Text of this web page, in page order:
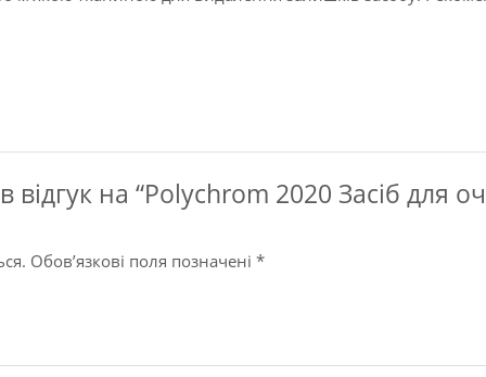
на “Polychrom 2020 Засіб для
Обов’язкові поля позначені *